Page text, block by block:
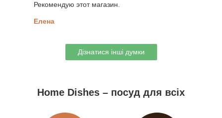
Рекомендую этот магазин.
Елена
Дізнатися інші думки
Home Dishes – посуд для всіх